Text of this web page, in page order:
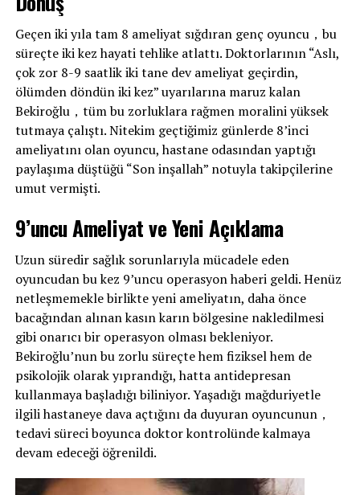
Geçen iki yıla tam 8 ameliyat sığdıran genç oyuncu，bu
süreçte iki kez hayati tehlike atlattı. Doktorlarının “Aslı,
çok zor 8-9 saatlik iki tane dev ameliyat geçirdin,
ölümden döndün iki kez” uyarılarına maruz kalan
Bekiroğlu，tüm bu zorluklara rağmen moralini yüksek
tutmaya çalıştı. Nitekim geçtiğimiz günlerde 8’inci
ameliyatını olan oyuncu, hastane odasından yaptığı
paylaşıma düştüğü “Son inşallah” notuyla takipçilerine
umut vermişti.
9’uncu Ameliyat ve Yeni Açıklama
Uzun süredir sağlık sorunlarıyla mücadele eden
oyuncudan bu kez 9’uncu operasyon haberi geldi. Henüz
netleşmemekle birlikte yeni ameliyatın, daha önce
bacağından alınan kasın karın bölgesine nakledilmesi
gibi onarıcı bir operasyon olması bekleniyor.
Bekiroğlu’nun bu zorlu süreçte hem fiziksel hem de
psikolojik olarak yıprandığı, hatta antidepresan
kullanmaya başladığı biliniyor. Yaşadığı mağduriyetle
ilgili hastaneye dava açtığını da duyuran oyuncunun，
tedavi süreci boyunca doktor kontrolünde kalmaya
devam edeceği öğrenildi.